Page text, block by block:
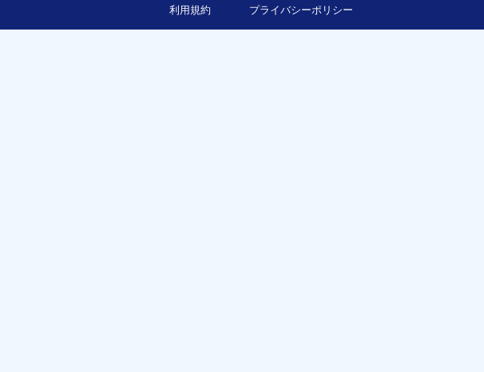
利用規約 プライバシーポリシー